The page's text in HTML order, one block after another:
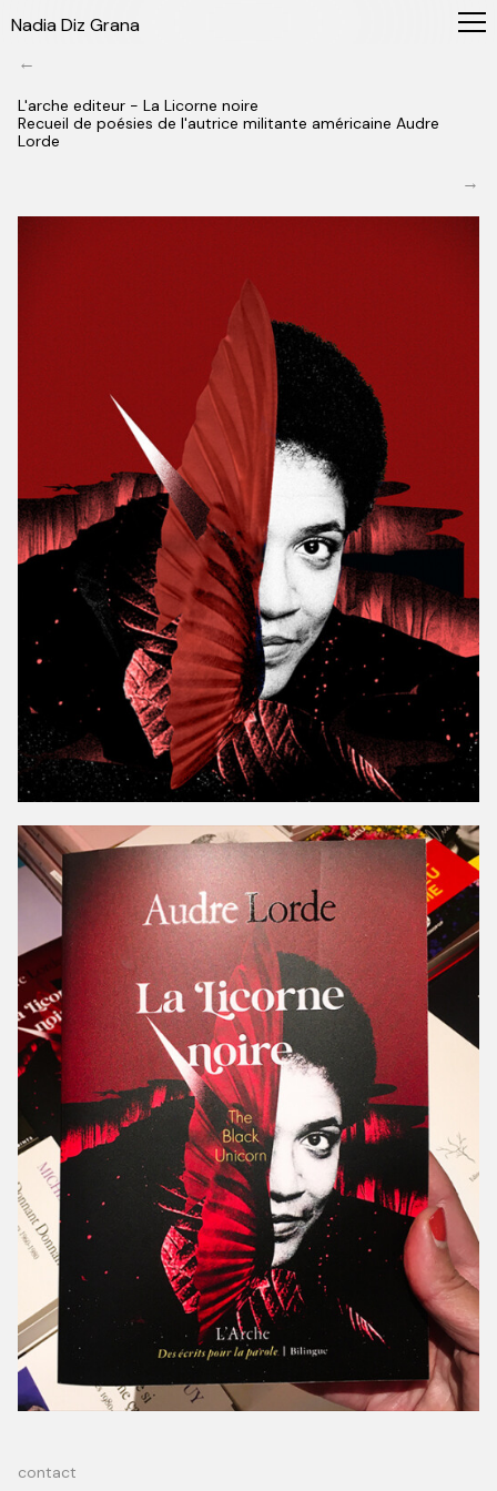
←
L'arche editeur - La Licorne noire
Recueil de poésies de l'autrice militante américaine Audre
Lorde
→
contact
Nadia Diz Grana